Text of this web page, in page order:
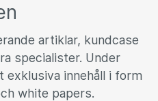
artiklar, kundcase
specialister. Under
innehåll i form
white papers.